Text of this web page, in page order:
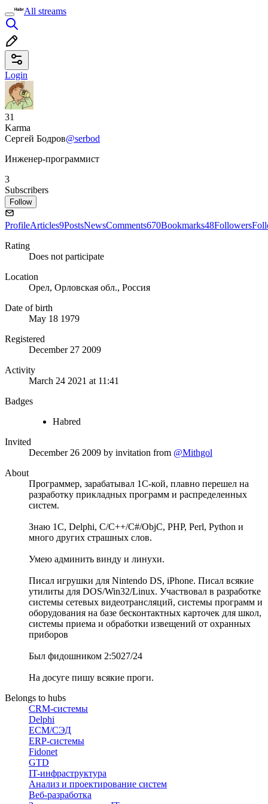
All streams
Login
31
Karma
Сергей Бодров@serbod
Инженер-программист
3
Subscribers
Follow
ProfileArticles9PostsNewsComments670Bookmarks48Followers
Rating
Does not participate
Location
Орел, Орловская обл., Россия
Date of birth
May 18 1979
Registered
December 27 2009
Activity
March 24 2021 at 11:41
Badges
Habred
Invited
December 26 2009 by invitation from @Mithgol
About
Программер, зарабатывал 1С-кой, плавно перешел на
разработку прикладных программ и распределенных
систем.
Знаю 1С, Delphi, C/C++/C#/ObjC, PHP, Perl, Python и
много других страшных слов.
Умею админить винду и линухи.
Писал игрушки для Nintendo DS, iPhone. Писал всякие
утилиты для DOS/Win32/Linux. Участвовал в разработке
системы сетевых видеотрансляций, системы программ и
оборудования на базе бесконтактных карточек для школ,
системы приема и обработки извещений от охранных
приборов
Был фидошником 2:5027/24
На досуге пишу всякие проги.
Belongs to hubs
CRM-системы
Delphi
ECM/СЭД
ERP-системы
Fidonet
GTD
IT-инфраструктура
Анализ и проектирование систем
Веб-разработка